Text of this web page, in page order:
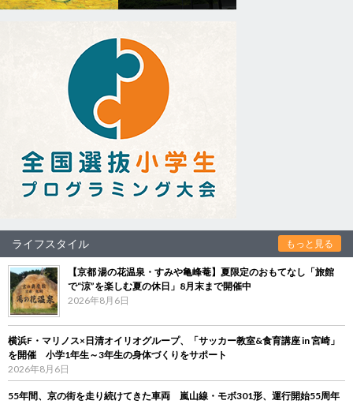
ライフスタイル もっと見る
【京都 湯の花温泉・すみや亀峰菴】夏限定のおもてなし「旅館
で“涼”を楽しむ夏の休日」8月末まで開催中
2026年8月6日
横浜F・マリノス×日清オイリオグループ、「サッカー教室&食育講座 in 宮崎」
を開催 小学1年生～3年生の身体づくりをサポート
2026年8月6日
55年間、京の街を走り続けてきた車両 嵐山線・モボ301形、運行開始55周年